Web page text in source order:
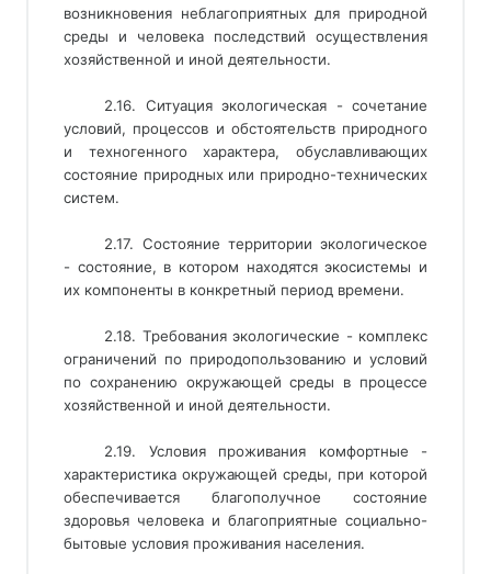
возникновения неблагоприятных для природной
среды и человека последствий осуществления
хозяйственной и иной деятельности.
2.16. Ситуация экологическая - сочетание
условий, процессов и обстоятельств природного
и техногенного характера, обуславливающих
состояние природных или природно-технических
систем.
2.17. Состояние территории экологическое
- состояние, в котором находятся экосистемы и
их компоненты в конкретный период времени.
2.18. Требования экологические - комплекс
ограничений по природопользованию и условий
по сохранению окружающей среды в процессе
хозяйственной и иной деятельности.
2.19. Условия проживания комфортные -
характеристика окружающей среды, при которой
обеспечивается благополучное состояние
здоровья человека и благоприятные социально-
бытовые условия проживания населения.